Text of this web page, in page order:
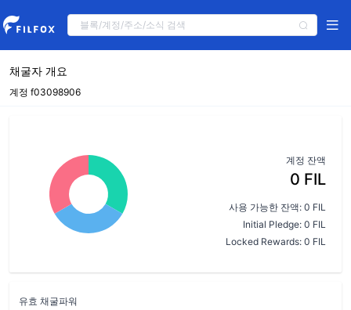
채굴자 개요
계정 f03098906
계정 잔액
0 FIL
사용 가능한 잔액: 0 FIL
Initial Pledge: 0 FIL
Locked Rewards: 0 FIL
유효 채굴파워